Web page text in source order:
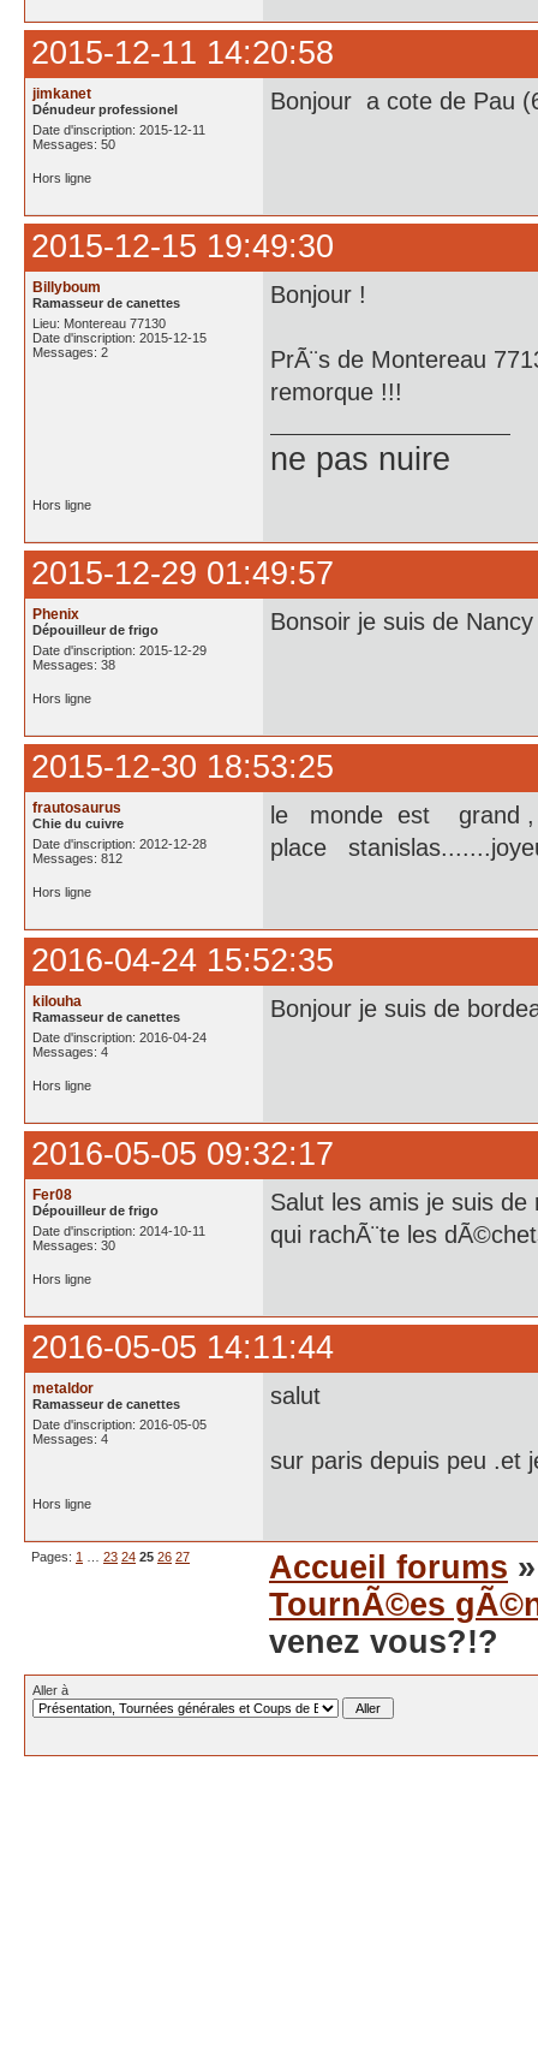
2015-12-11 14:20:58
jimkanet
Dénudeur professionel
Date d'inscription: 2015-12-11
Messages: 50
Bonjour a cote de Pau
Hors ligne
2015-12-15 19:49:30
Billyboum
Ramasseur de canettes
Lieu: Montereau 77130
Date d'inscription: 2015-12-15
Messages: 2
Bonjour !
PrÃ¨s de Montereau
remorque !!!
ne pas nuire
Hors ligne
2015-12-29 01:49:57
Phenix
Dépouilleur de frigo
Date d'inscription: 2015-12-29
Messages: 38
Bonsoir je suis de
Hors ligne
2015-12-30 18:53:25
frautosaurus
Chie du cuivre
Date d'inscription: 2012-12-28
Messages: 812
le monde est
place
Hors ligne
2016-04-24 15:52:35
kilouha
Ramasseur de canettes
Date d'inscription: 2016-04-24
Messages: 4
Bonjour je suis de
Hors ligne
2016-05-05 09:32:17
Fer08
Dépouilleur de frigo
Date d'inscription: 2014-10-11
Messages: 30
Salut les amis je suis de
qui rachÃ¨te les
Hors ligne
2016-05-05 14:11:44
metaldor
Ramasseur de canettes
Date d'inscription: 2016-05-05
Messages: 4
salut
sur paris depuis peu .et
Hors ligne
Pages: 1 23 24 25 26 27 Accueil forums
TournÃ©es
venez vous?!?
Aller à